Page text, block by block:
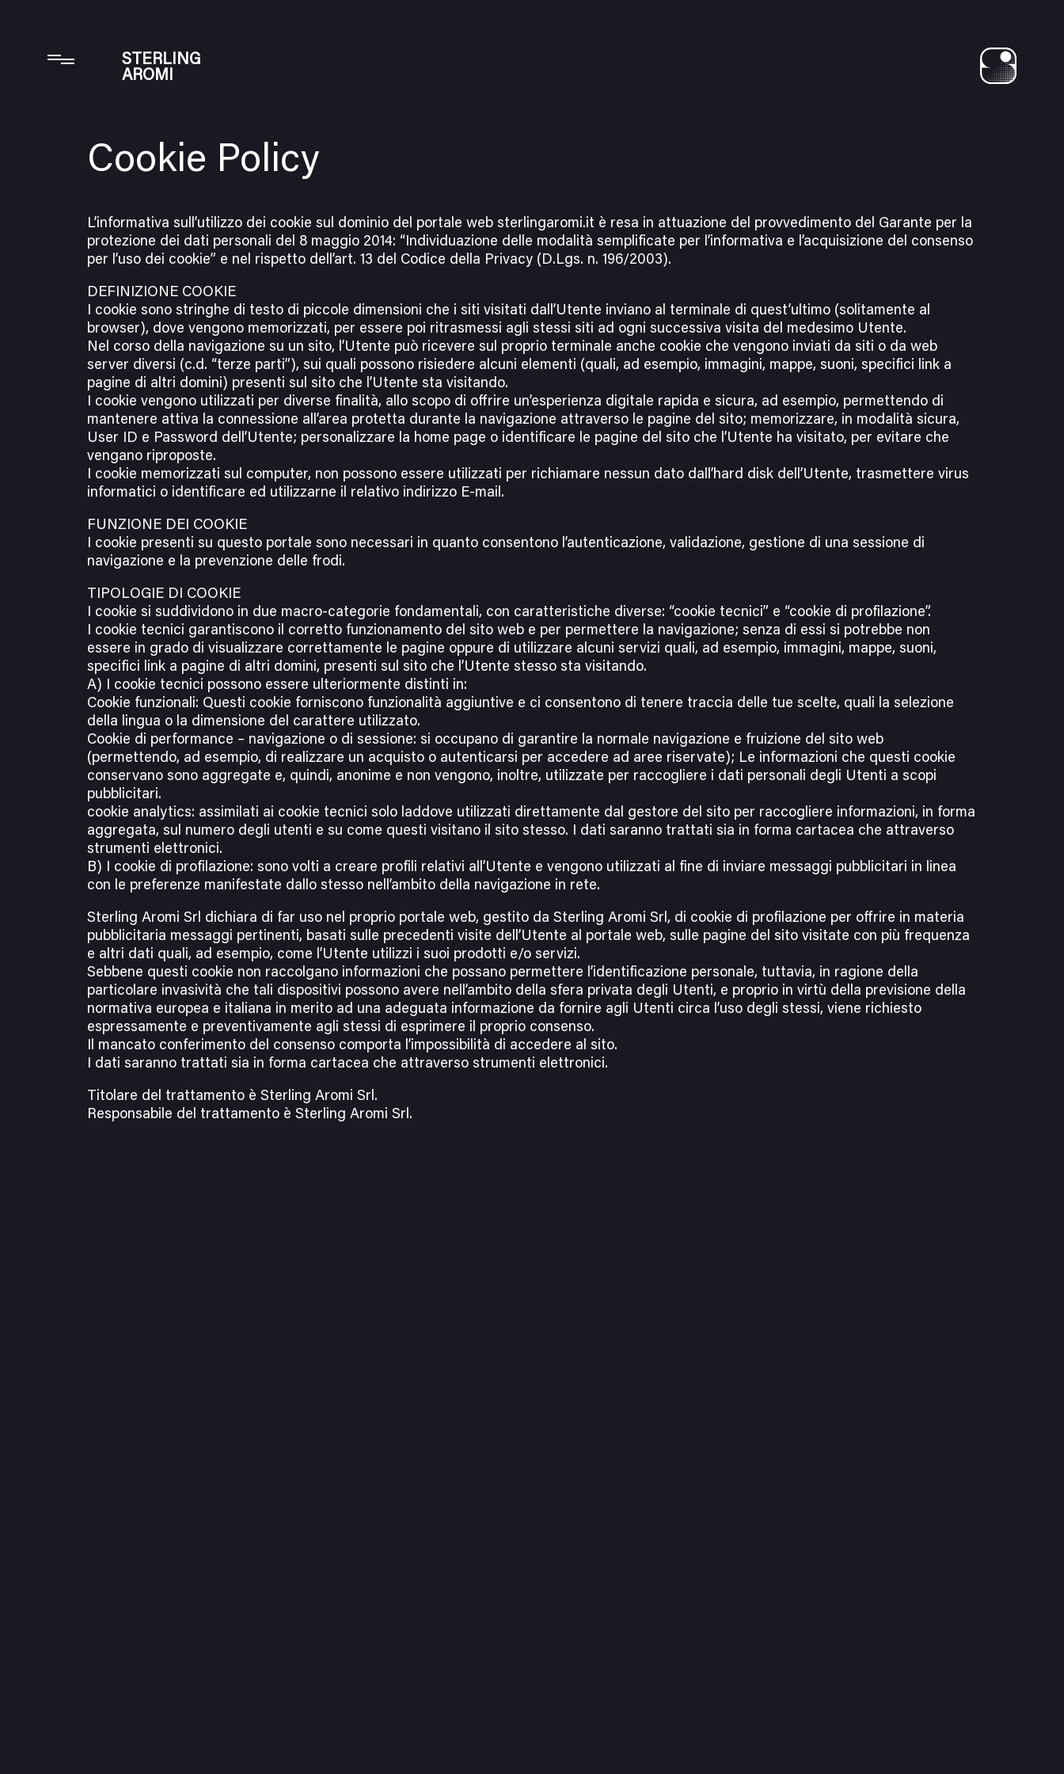
Cookie Policy
L’informativa sull’utilizzo dei cookie sul dominio del portale web sterlingaromi.it è resa in attuazione del provvedimento del Garante per la
protezione dei dati personali del 8 maggio 2014: “Individuazione delle modalità semplificate per l’informativa e l’acquisizione del consenso
per l’uso dei cookie” e nel rispetto dell’art. 13 del Codice della Privacy (D.Lgs. n. 196/2003).
DEFINIZIONE COOKIE
I cookie sono stringhe di testo di piccole dimensioni che i siti visitati dall’Utente inviano al terminale di quest’ultimo (solitamente al
browser), dove vengono memorizzati, per essere poi ritrasmessi agli stessi siti ad ogni successiva visita del medesimo Utente.
Nel corso della navigazione su un sito, l’Utente può ricevere sul proprio terminale anche cookie che vengono inviati da siti o da web
server diversi (c.d. “terze parti”), sui quali possono risiedere alcuni elementi (quali, ad esempio, immagini, mappe, suoni, specifici link a
pagine di altri domini) presenti sul sito che l’Utente sta visitando.
I cookie vengono utilizzati per diverse finalità, allo scopo di offrire un’esperienza digitale rapida e sicura, ad esempio, permettendo di
mantenere attiva la connessione all’area protetta durante la navigazione attraverso le pagine del sito; memorizzare, in modalità sicura,
User ID e Password dell’Utente; personalizzare la home page o identificare le pagine del sito che l’Utente ha visitato, per evitare che
vengano riproposte.
I cookie memorizzati sul computer, non possono essere utilizzati per richiamare nessun dato dall’hard disk dell’Utente, trasmettere virus
informatici o identificare ed utilizzarne il relativo indirizzo E-mail.
FUNZIONE DEI COOKIE
I cookie presenti su questo portale sono necessari in quanto consentono l’autenticazione, validazione, gestione di una sessione di
navigazione e la prevenzione delle frodi.
TIPOLOGIE DI COOKIE
I cookie si suddividono in due macro-categorie fondamentali, con caratteristiche diverse: “cookie tecnici” e “cookie di profilazione”.
I cookie tecnici garantiscono il corretto funzionamento del sito web e per permettere la navigazione; senza di essi si potrebbe non
essere in grado di visualizzare correttamente le pagine oppure di utilizzare alcuni servizi quali, ad esempio, immagini, mappe, suoni,
specifici link a pagine di altri domini, presenti sul sito che l’Utente stesso sta visitando.
A) I cookie tecnici possono essere ulteriormente distinti in:
Cookie funzionali: Questi cookie forniscono funzionalità aggiuntive e ci consentono di tenere traccia delle tue scelte, quali la selezione
della lingua o la dimensione del carattere utilizzato.
Cookie di performance – navigazione o di sessione: si occupano di garantire la normale navigazione e fruizione del sito web
(permettendo, ad esempio, di realizzare un acquisto o autenticarsi per accedere ad aree riservate); Le informazioni che questi cookie
conservano sono aggregate e, quindi, anonime e non vengono, inoltre, utilizzate per raccogliere i dati personali degli Utenti a scopi
pubblicitari.
cookie analytics: assimilati ai cookie tecnici solo laddove utilizzati direttamente dal gestore del sito per raccogliere informazioni, in forma
aggregata, sul numero degli utenti e su come questi visitano il sito stesso. I dati saranno trattati sia in forma cartacea che attraverso
strumenti elettronici.
B) I cookie di profilazione: sono volti a creare profili relativi all’Utente e vengono utilizzati al fine di inviare messaggi pubblicitari in linea
con le preferenze manifestate dallo stesso nell’ambito della navigazione in rete.
Sterling Aromi Srl dichiara di far uso nel proprio portale web, gestito da Sterling Aromi Srl, di cookie di profilazione per offrire in materia
pubblicitaria messaggi pertinenti, basati sulle precedenti visite dell’Utente al portale web, sulle pagine del sito visitate con più frequenza
e altri dati quali, ad esempio, come l’Utente utilizzi i suoi prodotti e/o servizi.
Sebbene questi cookie non raccolgano informazioni che possano permettere l’identificazione personale, tuttavia, in ragione della
particolare invasività che tali dispositivi possono avere nell’ambito della sfera privata degli Utenti, e proprio in virtù della previsione della
normativa europea e italiana in merito ad una adeguata informazione da fornire agli Utenti circa l’uso degli stessi, viene richiesto
espressamente e preventivamente agli stessi di esprimere il proprio consenso.
Il mancato conferimento del consenso comporta l’impossibilità di accedere al sito.
I dati saranno trattati sia in forma cartacea che attraverso strumenti elettronici.
Titolare del trattamento è Sterling Aromi Srl.
Responsabile del trattamento è Sterling Aromi Srl.
STERLING
AROMI